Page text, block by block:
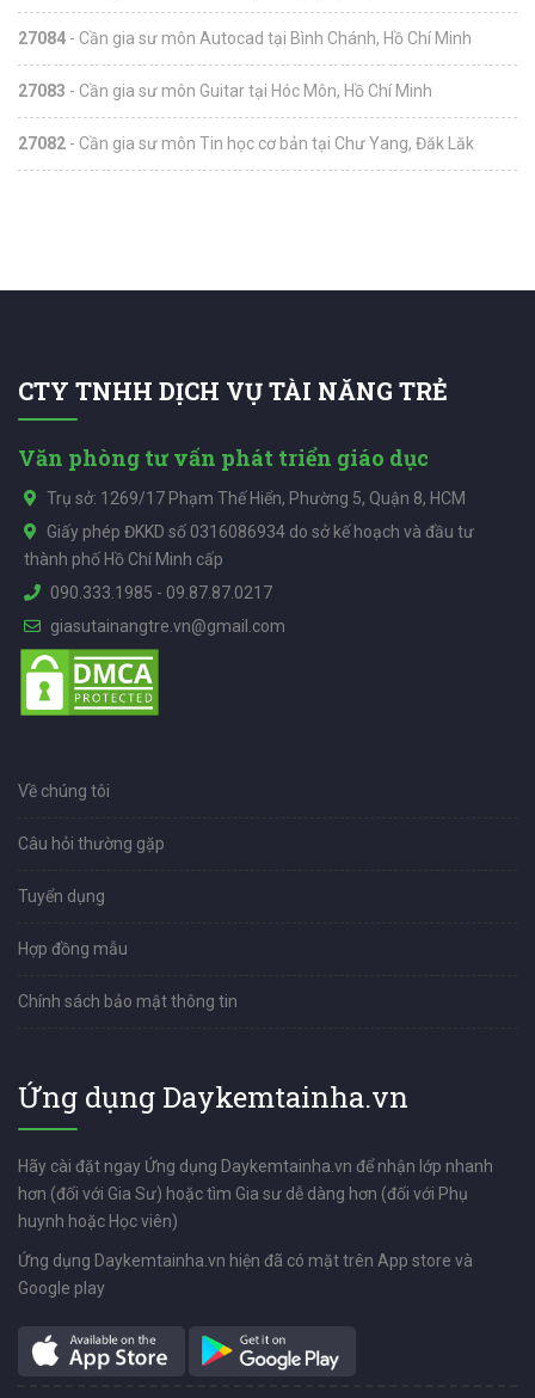
27084 - Cần gia sư môn Autocad tại Bình Chánh, Hồ Chí Minh
27083 - Cần gia sư môn Guitar tại Hóc Môn, Hồ Chí Minh
27082 - Cần gia sư môn Tin học cơ bản tại Chư Yang, Đăk Lăk
CTY TNHH DỊCH VỤ TÀI NĂNG TRẺ
Văn phòng tư vấn phát triển giáo dục
Trụ sở: 1269/17 Phạm Thế Hiển, Phường 5, Quận 8, HCM
Giấy phép ĐKKD số 0316086934 do sở kế hoạch và đầu tư
thành phố Hồ Chí Minh cấp
090.333.1985 - 09.87.87.0217
giasutainangtre.vn@gmail.com
Về chúng tôi
Câu hỏi thường gặp
Tuyển dụng
Hợp đồng mẫu
Chính sách bảo mật thông tin
Ứng dụng Daykemtainha.vn
Hãy cài đặt ngay Ứng dụng Daykemtainha.vn để nhận lớp nhanh
hơn (đối với Gia Sư) hoặc tìm Gia sư dễ dàng hơn (đối với Phụ
huynh hoặc Học viên)
Ứng dụng Daykemtainha.vn hiện đã có mặt trên App store và
Google play